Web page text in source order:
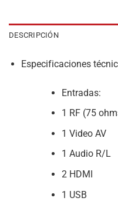
DESCRIPCIÓN
Especificaciones
Entradas:
1 RF (75
1 Video AV
1 Audio R/L
2 HDMI
1 USB